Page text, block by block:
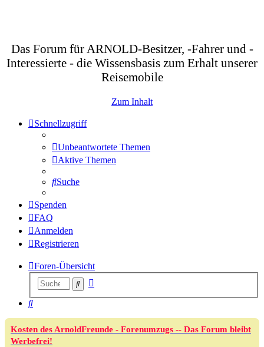
Das Forum für ARNOLD-Besitzer, -Fahrer und -
Interessierte - die Wissensbasis zum Erhalt unserer
Reisemobile
Zum Inhalt
Schnellzugriff
Unbeantwortete Themen
Aktive Themen
Suche
Spenden
FAQ
Anmelden
Registrieren
Foren-Übersicht
Suche
Suche
Kosten des ArnoldFreunde - Forenumzugs -- Das Forum bleibt
Werbefrei!